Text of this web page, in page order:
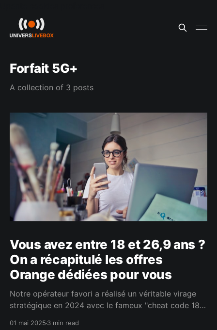
Forfait 5G+
A collection of 3 posts
Vous avez entre 18 et 26,9 ans ?
On a récapitulé les offres
Orange dédiées pour vous
Notre opérateur favori a réalisé un véritable virage
stratégique en 2024 avec le fameux "cheat code 18-
01 mai 2025 3 min read